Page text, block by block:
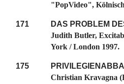
"PopVideo",
171
DAS PROBLEM
Judith Butler,
York / London 1997.
175
Christian Kravagna